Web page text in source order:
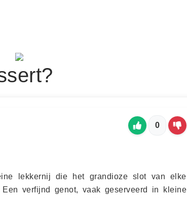
0
lekkernij die het grandioze slot van elke
Een verfijnd genot, vaak geserveerd in kleine